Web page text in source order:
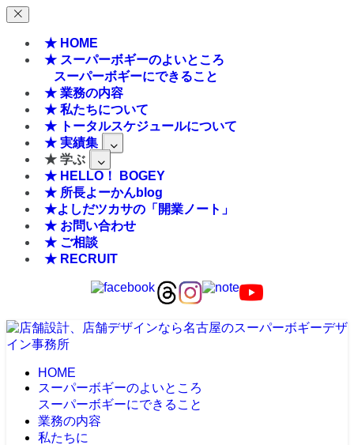
★ HOME
★ スーパーボギーのよいところ
スーパーボギーにできること
★ 業務の内容
★ 私たちについて
★ トータルスケジュールについて
★ 実績集
★ 学ぶ
★ HELLO！ BOGEY
★ 所長よーかんblog
★よしだツカサの「開業ノート」
★ お問い合わせ
★ ご相談
★ RECRUIT
HOME
スーパーボギーのよいところ
スーパーボギーにできること
業務の内容
私たちに